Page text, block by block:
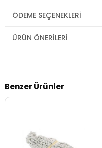
ÖDEME SEÇENEKLERI
ÜRÜN ÖNERILERI
Benzer Ürünler